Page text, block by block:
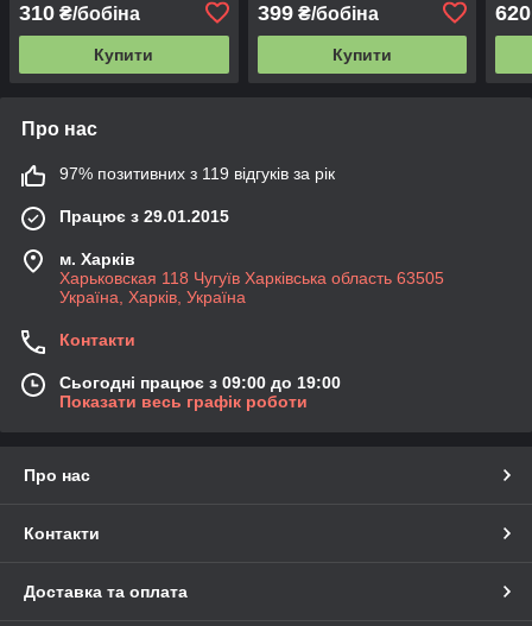
310 ₴/бобіна
Купити
399₴/бобіна
Купити
620
Про нас
97% позитивних з 119 відгуків за рік
Працює з 29.01.2015
м. Харків
Харьковская 118 Чугуїв Харківська область 63505
Україна, Харків, Україна
Контакти
Сьогодні працює з 09:00 до 19:00
Показати весь графік роботи
Про нас
Контакти
Доставка та оплата